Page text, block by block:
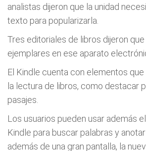
analistas dijeron que la unidad
texto para popularizarla.
Tres editoriales de libros dijeron
ejemplares en ese aparato
El Kindle cuenta con elementos
la lectura de libros, como destacar
pasajes.
Los usuarios pueden usar además
Kindle para buscar palabras y
además de una gran pantalla, la